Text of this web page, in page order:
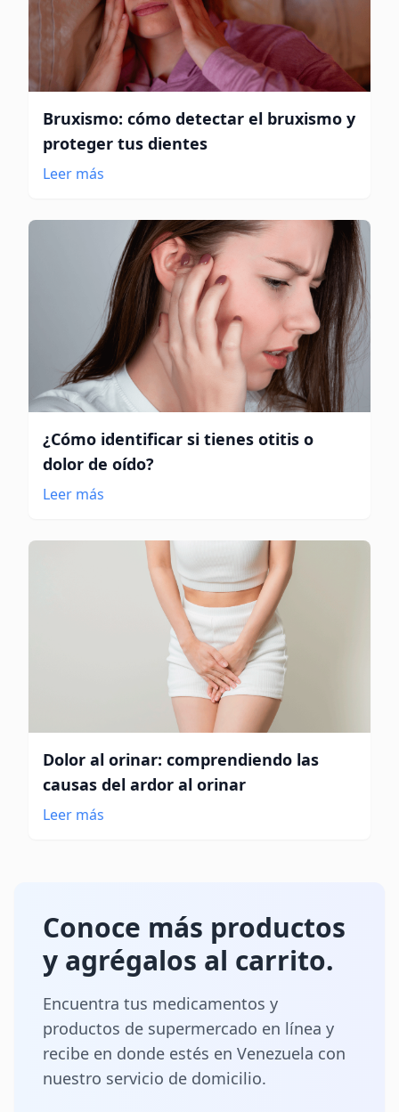
Bruxismo: cómo detectar el bruxismo y
proteger tus dientes
Leer más
¿Cómo identificar si tienes otitis o
dolor de oído?
Leer más
Dolor al orinar: comprendiendo las
causas del ardor al orinar
Leer más
Conoce más productos
y agrégalos al carrito.
Encuentra tus medicamentos y
productos de supermercado en línea y
recibe en donde estés en Venezuela con
nuestro servicio de domicilio.